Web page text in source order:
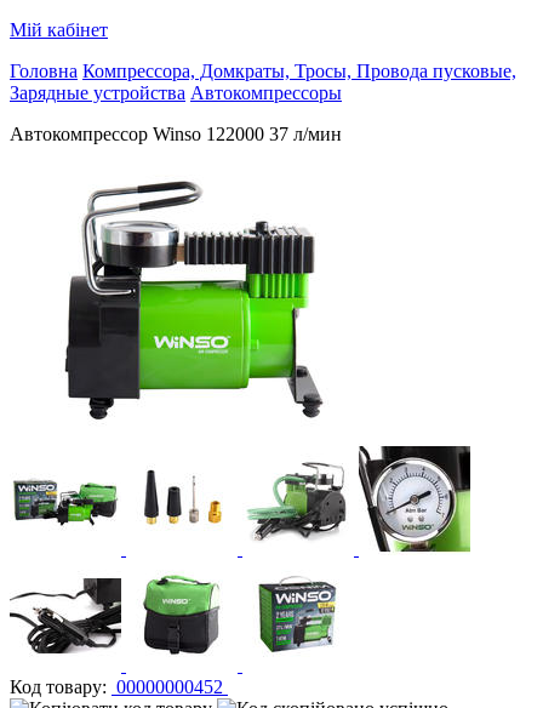
Мій кабінет
Головна Компрессора, Домкраты, Тросы, Провода пусковые,
Зарядные устройства Автокомпрессоры
Автокомпрессор Winso 122000 37 л/мин
Код товару: 00000000452